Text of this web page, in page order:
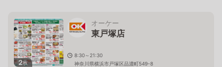
2枚
オーケー
東戸塚店
8:30～21:30
神奈川県横浜市戸塚区品濃町549-8